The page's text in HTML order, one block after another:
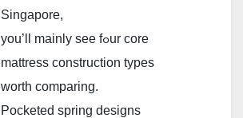
Singapore,
you’ll mainly sеe fߋur core
mattress construction types
worth comparing.
Pocketed spring designs